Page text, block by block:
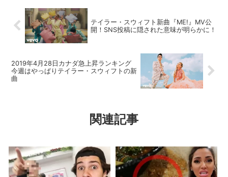
テイラー・スウィフト新曲『ME!』MV公
開！SNS投稿に隠された意味が明らかに！
2019年4月28日カナダ急上昇ランキング
今週はやっぱりテイラー・スウィフトの新
曲
関連記事